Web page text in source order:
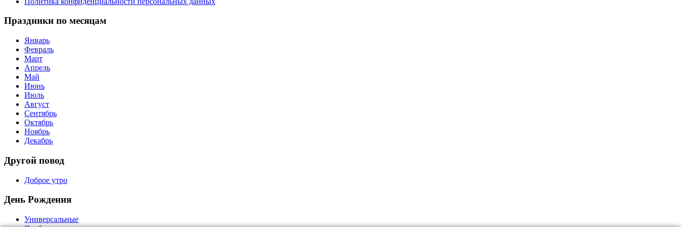
Праздники по месяцам
Январь
Февраль
Март
Апрель
Май
Июнь
Июль
Август
Сентябрь
Октябрь
Ноябрь
Декабрь
Другой повод
Доброе утро
День Рождения
Универсальные